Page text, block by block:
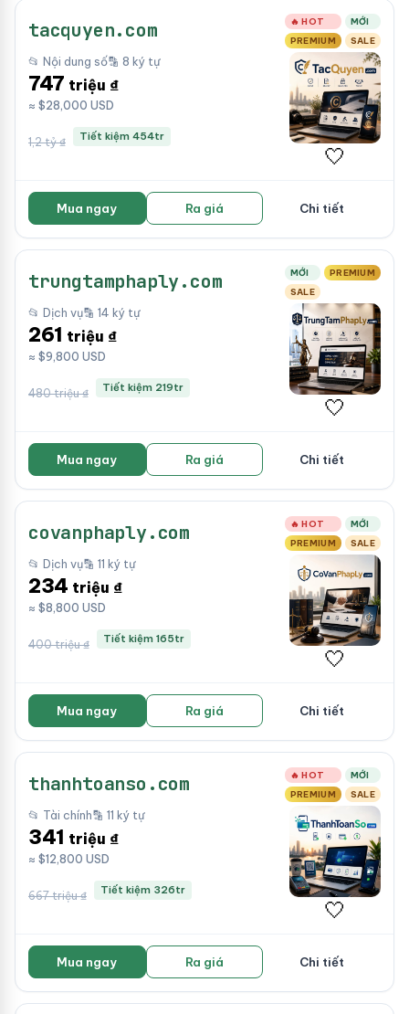
tacquyen.com 🔥 HOT
MỚI
PREMIUM
SALE
📂 Nội dung số🔡 8 ký tự
747 triệu ₫
≈ $28,000 USD
1,2 tỷ ₫ Tiết kiệm 454tr
🤍
Mua ngay Ra giá Chi tiết
trungtamphaply.com MỚI
PREMIUM
SALE
📂 Dịch vụ🔡 14 ký tự
261 triệu ₫
≈ $9,800 USD
480 triệu ₫ Tiết kiệm 219tr
🤍
Mua ngay Ra giá Chi tiết
covanphaply.com 🔥 HOT
MỚI
PREMIUM
SALE
📂 Dịch vụ🔡 11 ký tự
234 triệu ₫
≈ $8,800 USD
400 triệu ₫ Tiết kiệm 165tr
🤍
Mua ngay Ra giá Chi tiết
thanhtoanso.com 🔥 HOT
MỚI
PREMIUM
SALE
📂 Tài chính🔡 11 ký tự
341 triệu ₫
≈ $12,800 USD
667 triệu ₫ Tiết kiệm 326tr
🤍
Mua ngay Ra giá Chi tiết